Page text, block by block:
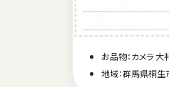
お品物：カメ
地域：長野県